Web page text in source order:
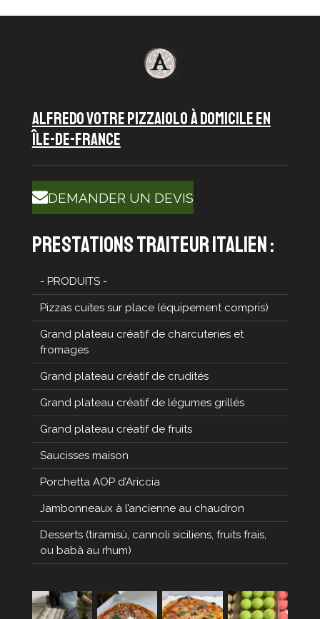
ALFREDO VOTRE PIZZAIOLO À DOMICILE en
île-de-france
DEMANDER UN DEVIS
prestations traiteur italien :
- PRODUITS -
Pizzas cuites sur place (équipement compris)
Grand plateau créatif de charcuteries et
fromages
Grand plateau créatif de crudités
Grand plateau créatif de légumes grillés
Grand plateau créatif de fruits
Saucisses maison
Porchetta AOP d’Ariccia
Jambonneaux à l’ancienne au chaudron
Desserts (tiramisù, cannoli siciliens, fruits frais,
ou babà au rhum)